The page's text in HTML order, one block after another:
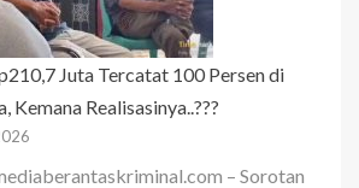
Juta Tercatat 100 Persen di
Kemana Realisasinya..???
– Sorotan